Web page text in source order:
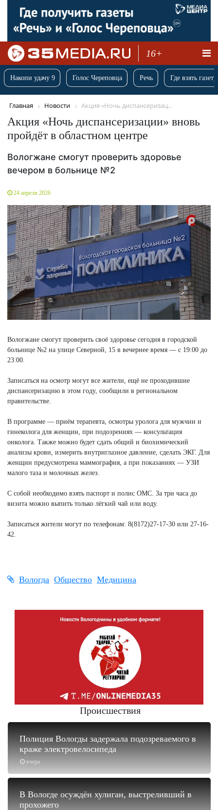
16+
Накопи удачу 9 Голос Череповца Речь Где взять
Главная Новости Акция «Ночь диспансеризац...
Акция «Ночь диспансеризации» вновь
пройдёт в областном центре
Вологжане смогут проверить здоровье
вечером в больнице №2
24 апреля 2026
Вологжане смогут проверить своё здоровье сегодня в городской
больнице №2 на улице Северной, 15 в вечернее время — с 19:00 до
23:00.
Записаться на осмотр могут все жители, ещё не проходившие
диспансеризацию в этом году, сообщили в региональном
правительстве.
В программе — приём терапевта, осмотры уролога для мужчин и
гинеколога для женщин, при подозрениях — консультация
онколога. Также можно будет сдать общий и биохимический
анализы крови, измерить внутриглазное давление, сделать ЭКГ. Для
женщин предусмотрена маммография, а при показаниях — УЗИ
малого таза и молочных желез.
С собой необходимо взять паспорт и полис ОМС. За три часа до
визита можно выпить только лёгкий чай или воду.
Записаться жители могут по телефонам: 8(8172)27-17-30 или 27-16-
42.
Вологда Общество Медицина
Происшествия
вчера
Полиция Вологды задержала подозреваемого в
краже электровелосипеда
В Вологде осуждён хулиган, выстреливший в
прохожего